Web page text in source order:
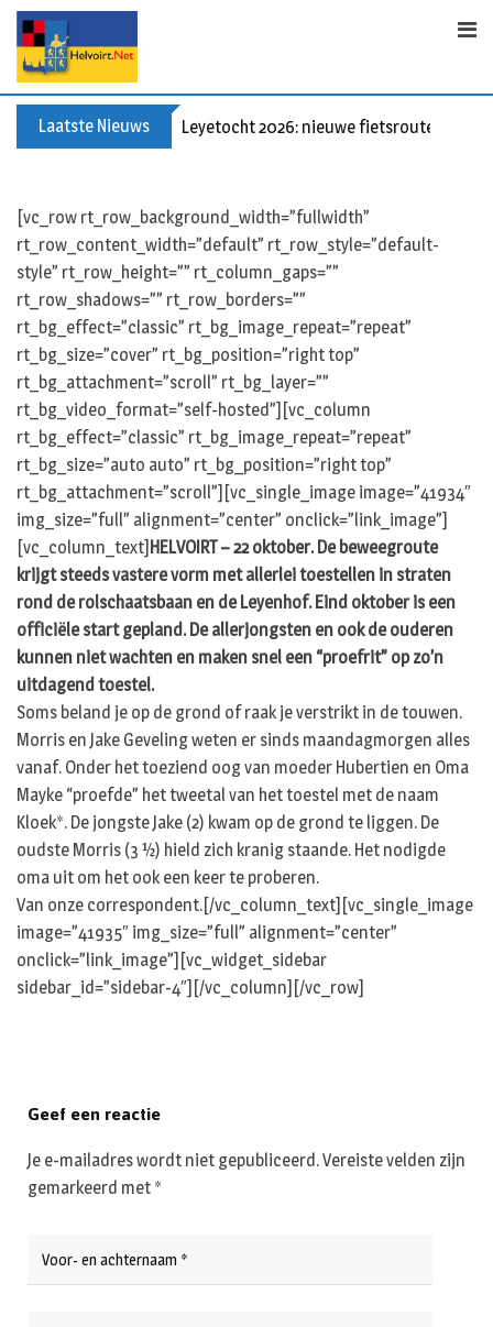
p
Laatste Nieuws Leyetocht 2026: nieuwe fietsroutes
[vc_row rt_row_background_width=”fullwidth”
rt_row_content_width=”default” rt_row_style=”default-
style” rt_row_height=”” rt_column_gaps=””
rt_row_shadows=”” rt_row_borders=””
rt_bg_effect=”classic” rt_bg_image_repeat=”repeat”
rt_bg_size=”cover” rt_bg_position=”right top”
rt_bg_attachment=”scroll” rt_bg_layer=””
rt_bg_video_format=”self-hosted”][vc_column
rt_bg_effect=”classic” rt_bg_image_repeat=”repeat”
rt_bg_size=”auto auto” rt_bg_position=”right top”
rt_bg_attachment=”scroll”][vc_single_image image=”41934″
img_size=”full” alignment=”center” onclick=”link_image”]
[vc_column_text] HELVOIRT – 22 oktober. De beweegroute
krijgt steeds vastere vorm met allerlei toestellen in straten
rond de rolschaatsbaan en de Leyenhof. Eind oktober is een
officiële start gepland. De allerjongsten en ook de ouderen
kunnen niet wachten en maken snel een “proefrit” op zo’n
uitdagend toestel.
Soms beland je op de grond of raak je verstrikt in de touwen.
Morris en Jake Geveling weten er sinds maandagmorgen alles
vanaf. Onder het toeziend oog van moeder Hubertien en Oma
Mayke “proefde” het tweetal van het toestel met de naam
Kloek*. De jongste Jake (2) kwam op de grond te liggen. De
oudste Morris (3 ½) hield zich kranig staande. Het nodigde
oma uit om het ook een keer te proberen.
Van onze correspondent.[/vc_column_text][vc_single_image
image=”41935″ img_size=”full” alignment=”center”
onclick=”link_image”][vc_widget_sidebar
sidebar_id=”sidebar-4″][/vc_column][/vc_row]
Geef een reactie
Je e-mailadres wordt niet gepubliceerd.Vereiste velden zijn
gemarkeerd met *